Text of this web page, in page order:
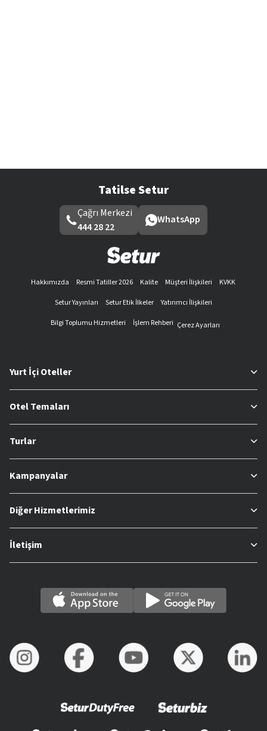
Tatilse Setur
Çağrı Merkezi
444 28 22
WhatsApp
Hakkımızda Resmi Tatiller 2026 Kalite Müşteri İlişkileri
KVKK
Setur Yayınları
Setur Etik İlkeler
Yatırımcı İlişkileri
Bilgi Toplumu Hizmetleri
İşlem Rehberi Çerez Ayarları
Yurt İçi Oteller
Otel Temaları
Turlar
Kampanyalar
Diğer Hizmetlerimiz
İletişim